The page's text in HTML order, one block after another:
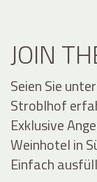
JOIN
Seien Sie
Stroblhof
Exklusive
Weinhotel in
Einfach